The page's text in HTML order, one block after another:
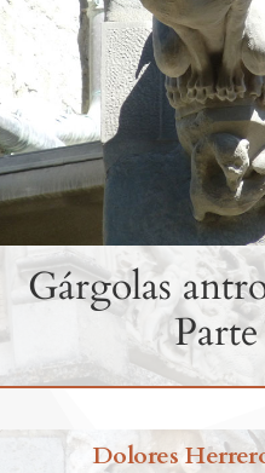
Gárgolas
Dolores